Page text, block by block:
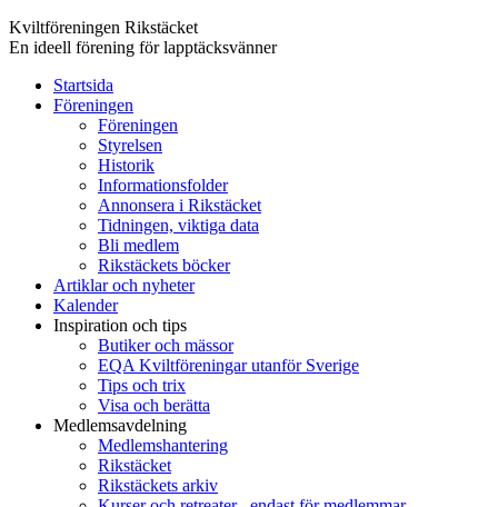
Kviltföreningen Rikstäcket
En ideell förening för lapptäcksvänner
Startsida
Föreningen
Föreningen
Styrelsen
Historik
Informationsfolder
Annonsera i Rikstäcket
Tidningen, viktiga data
Bli medlem
Rikstäckets böcker
Artiklar och nyheter
Kalender
Inspiration och tips
Butiker och mässor
EQA Kviltföreningar utanför Sverige
Tips och trix
Visa och berätta
Medlemsavdelning
Medlemshantering
Rikstäcket
Rikstäckets arkiv